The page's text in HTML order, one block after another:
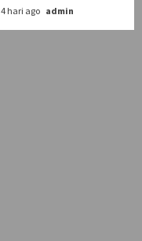
4 hari ago admin